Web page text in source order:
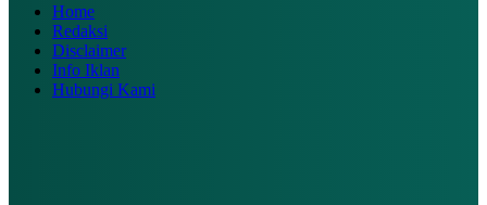
Home
Redaksi
Disclaimer
Info Iklan
Hubungi Kami